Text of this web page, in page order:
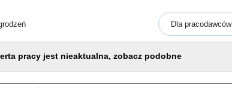
Dla pracodawców
pracy jest nieaktualna, zobacz podobne